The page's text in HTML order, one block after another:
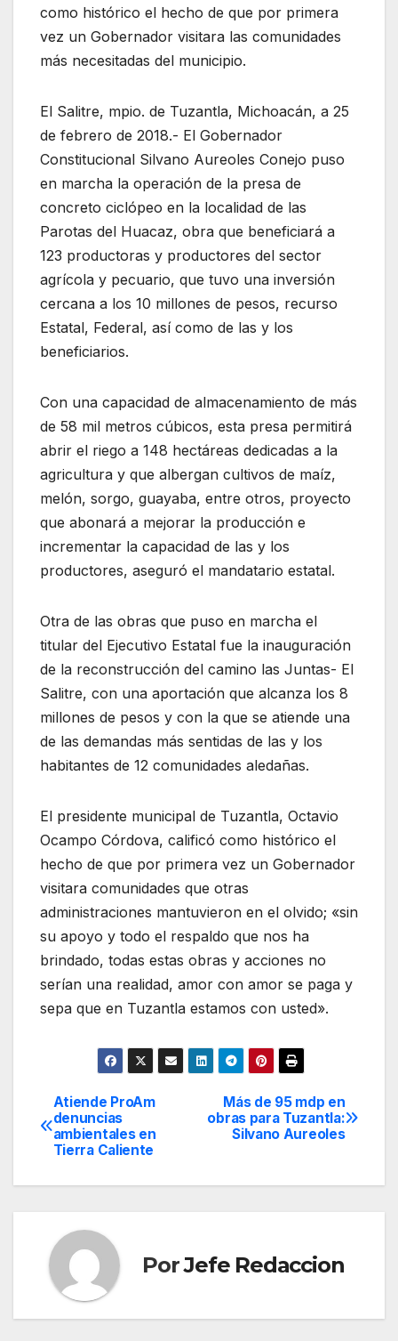
como histórico el hecho de que por primera
vez un Gobernador visitara las comunidades
más necesitadas del municipio.
El Salitre, mpio. de Tuzantla, Michoacán, a 25
de febrero de 2018.- El Gobernador
Constitucional Silvano Aureoles Conejo puso
en marcha la operación de la presa de
concreto ciclópeo en la localidad de las
Parotas del Huacaz, obra que beneficiará a
123 productoras y productores del sector
agrícola y pecuario, que tuvo una inversión
cercana a los 10 millones de pesos, recurso
Estatal, Federal, así como de las y los
beneficiarios.
Con una capacidad de almacenamiento de más
de 58 mil metros cúbicos, esta presa permitirá
abrir el riego a 148 hectáreas dedicadas a la
agricultura y que albergan cultivos de maíz,
melón, sorgo, guayaba, entre otros, proyecto
que abonará a mejorar la producción e
incrementar la capacidad de las y los
productores, aseguró el mandatario estatal.
Otra de las obras que puso en marcha el
titular del Ejecutivo Estatal fue la inauguración
de la reconstrucción del camino las Juntas- El
Salitre, con una aportación que alcanza los 8
millones de pesos y con la que se atiende una
de las demandas más sentidas de las y los
habitantes de 12 comunidades aledañas.
El presidente municipal de Tuzantla, Octavio
Ocampo Córdova, calificó como histórico el
hecho de que por primera vez un Gobernador
visitara comunidades que otras
administraciones mantuvieron en el olvido; «sin
su apoyo y todo el respaldo que nos ha
brindado, todas estas obras y acciones no
serían una realidad, amor con amor se paga y
sepa que en Tuzantla estamos con usted».
Navegación
de
entradas
Más de 95 mdp en
obras para Tuzantla:
Silvano Aureoles
Atiende ProAm
denuncias
ambientales en
Tierra Caliente
PorJefe Redaccion